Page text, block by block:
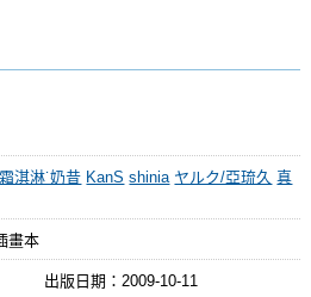
霜淇淋˙奶昔 KanS shinia ヤルク/亞琉久 真
畫本
出版日期： 2009-10-11